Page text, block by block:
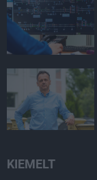
KIEMELT